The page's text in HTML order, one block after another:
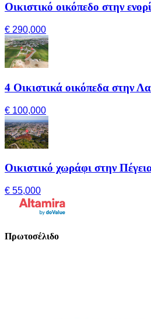
Οικιστικό οικόπεδο στην
€ 290,000
4 Οικιστικά οικόπεδα στην
€ 100,000
Οικιστικό χωράφι στην
€ 55,000
Πρωτοσέλιδο